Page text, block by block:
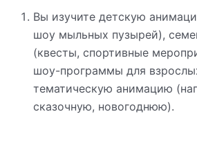
Вы изучите детскую
шоу мыльных пузырей),
(квесты, спортивные
шоу-программы для
тематическую анимацию
сказочную, новогоднюю).